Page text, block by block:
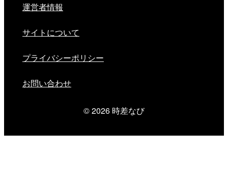
運営者情報
サイトについて
プライバシーポリシー
お問い合わせ
© 2026 時差なび